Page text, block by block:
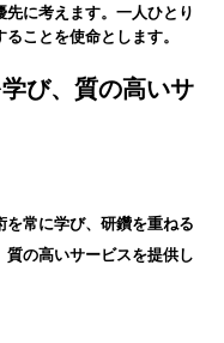
に考えます。一人ひとり
ことを使命とします。
び、質の高いサ
常に学び、研鑽を重ねる
の高いサービスを提供し